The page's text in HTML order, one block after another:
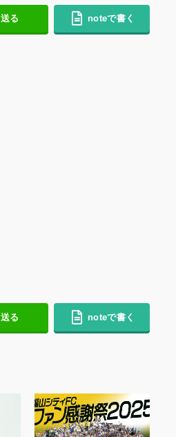
送る noteで書く
送る noteで書く